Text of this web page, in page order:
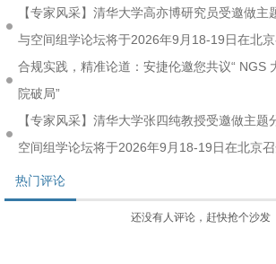
【专家风采】清华大学高亦博研究员受邀做
与空间组学论坛将于2026年9月18-19日在北京
合规实践，精准论道：安捷伦邀您共议“ NGS
院破局”
【专家风采】清华大学张四纯教授受邀做主
空间组学论坛将于2026年9月18-19日在北京召
热门评论
还没有人评论，赶快抢个沙发